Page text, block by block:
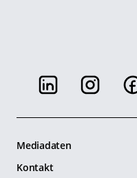
Mediadaten
Kontakt